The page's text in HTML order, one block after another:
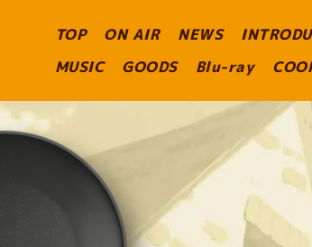
TOP ON AIR NEWS
MUSIC
GOODS Blu-ray